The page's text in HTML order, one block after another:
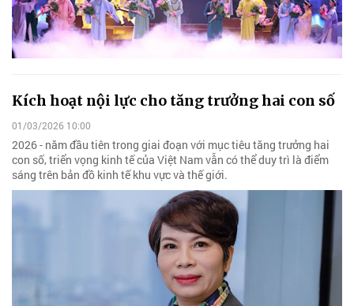
Kích hoạt nội lực cho tăng trưởng hai con số
01/03/2026 10:00
2026 - năm đầu tiên trong giai đoạn với mục tiêu tăng trưởng hai
con số, triển vọng kinh tế của Việt Nam vẫn có thể duy trì là điểm
sáng trên bản đồ kinh tế khu vực và thế giới.